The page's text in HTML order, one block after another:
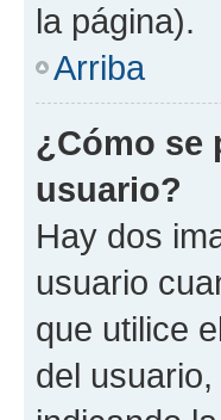
la página).
Arriba
¿Cómo se
usuario?
Hay dos
usuario
que utilice
del